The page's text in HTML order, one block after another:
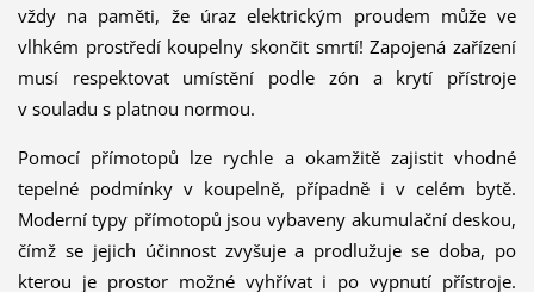
vždy na paměti, že úraz elektrickým proudem může ve
vlhkém prostředí koupelny skončit smrtí! Zapojená zařízení
musí respektovat umístění podle zón a krytí přístroje
v souladu s platnou normou.
Pomocí přímotopů lze rychle a okamžitě zajistit vhodné
tepelné podmínky v koupelně, případně i v celém bytě.
Moderní typy přímotopů jsou vybaveny akumulační deskou,
čímž se jejich účinnost zvyšuje a prodlužuje se doba, po
kterou je prostor možné vyhřívat i po vypnutí přístroje.